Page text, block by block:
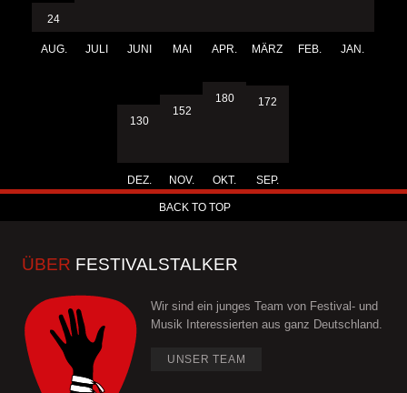
24
AUG. JULI JUNI MAI APR. MÄRZ FEB. JAN.
130
DEZ.
152
NOV.
180
OKT.
172
SEP.
BACK TO TOP
ÜBER FESTIVALSTALKER
Wir sind ein junges Team von Festival- und
Musik Interessierten aus ganz Deutschland.
UNSER TEAM